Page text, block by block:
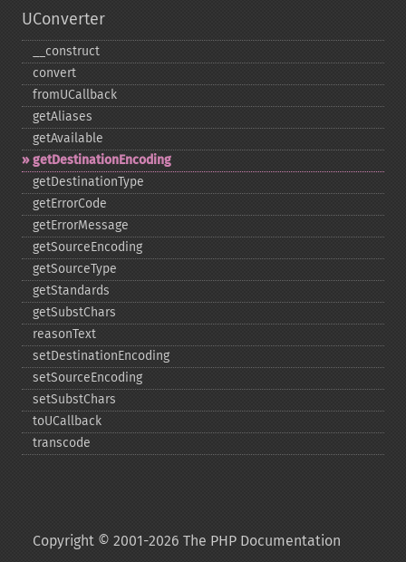
UConverter
_​_​construct
convert
fromUCallback
getAliases
getAvailable
getDestinationEncoding
getDestinationType
getErrorCode
getErrorMessage
getSourceEncoding
getSourceType
getStandards
getSubstChars
reasonText
setDestinationEncoding
setSourceEncoding
setSubstChars
toUCallback
transcode
Copyright © 2001-2026 The PHP Documentation